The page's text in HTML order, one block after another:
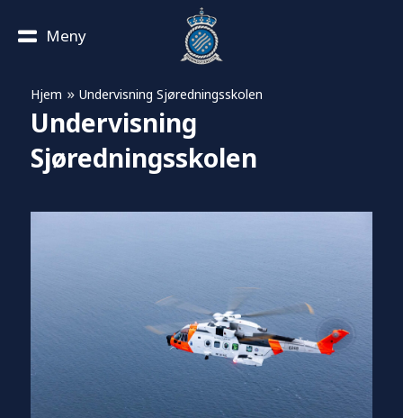
Meny
Hjem » Undervisning Sjøredningsskolen
Undervisning
Sjøredningsskolen